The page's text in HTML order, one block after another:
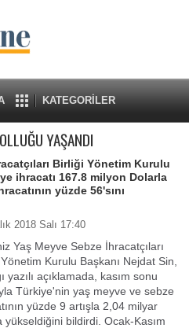
KATEGORİLER
YAŞANDI
Birliği Yönetim Kurulu
ihracatı 167.8 milyon Dolarla
yüzde 56'sını
2018 Salı 17:40
Yaş Meyve Sebze İhracatçıları
Kurulu Başkanı Nejdat Sin,
yazılı açıklamada, kasım sonu
Türkiye'nin yaş meyve ve sebze
yüzde 9 artışla 2,04 milyar
yükseldiğini bildirdi. Ocak-Kasım